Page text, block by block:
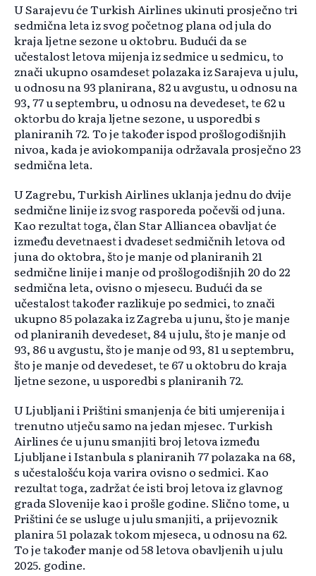
U Sarajevu će Turkish Airlines ukinuti prosječno tri
sedmična leta iz svog početnog plana od jula do
kraja ljetne sezone u oktobru. Budući da se
učestalost letova mijenja iz sedmice u sedmicu, to
znači ukupno osamdeset polazaka iz Sarajeva u julu,
u odnosu na 93 planirana, 82 u avgustu, u odnosu na
93, 77 u septembru, u odnosu na devedeset, te 62 u
oktorbu do kraja ljetne sezone, u usporedbi s
planiranih 72. To je također ispod prošlogodišnjih
nivoa, kada je aviokompanija održavala prosječno 23
sedmična leta.
U Zagrebu, Turkish Airlines uklanja jednu do dvije
sedmične linije iz svog rasporeda počevši od juna.
Kao rezultat toga, član Star Alliancea obavljat će
između devetnaest i dvadeset sedmičnih letova od
juna do oktobra, što je manje od planiranih 21
sedmične linije i manje od prošlogodišnjih 20 do 22
sedmična leta, ovisno o mjesecu. Budući da se
učestalost također razlikuje po sedmici, to znači
ukupno 85 polazaka iz Zagreba u junu, što je manje
od planiranih devedeset, 84 u julu, što je manje od
93, 86 u avgustu, što je manje od 93, 81 u septembru,
što je manje od devedeset, te 67 u oktobru do kraja
ljetne sezone, u usporedbi s planiranih 72.
U Ljubljani i Prištini smanjenja će biti umjerenija i
trenutno utječu samo na jedan mjesec. Turkish
Airlines će u junu smanjiti broj letova između
Ljubljane i Istanbula s planiranih 77 polazaka na 68,
s učestalošću koja varira ovisno o sedmici. Kao
rezultat toga, zadržat će isti broj letova iz glavnog
grada Slovenije kao i prošle godine. Slično tome, u
Prištini će se usluge u julu smanjiti, a prijevoznik
planira 51 polazak tokom mjeseca, u odnosu na 62.
To je također manje od 58 letova obavljenih u julu
2025. godine.